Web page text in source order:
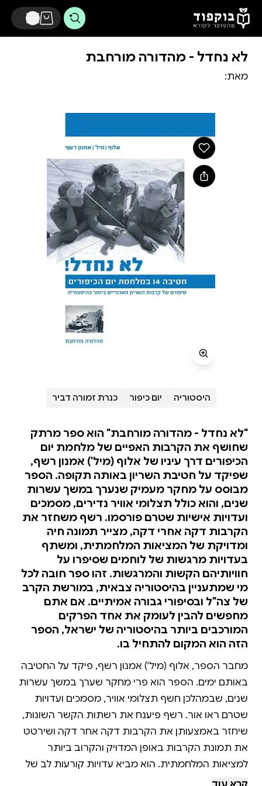
דלג לתוכן הראשי
לא נחדל - מהדורה מורחבת
מאת:
היסטוריה יום כיפור כנרת זמורה דביר
"לא נחדל - מהדורה מורחבת" הוא ספר מרתק
שחושף את הקרבות האפיים של מלחמת יום
הכיפורים דרך עיניו של אלוף (מיל') אמנון רשף,
שפיקד על חטיבת השריון באותה תקופה. הספר
מבוסס על מחקר מעמיק שנערך במשך עשרות
שנים, והוא כולל תצלומי אוויר נדירים, מסמכים
ועדויות אישיות שטרם פורסמו. רשף משחזר את
הקרבות דקה אחרי דקה, מצייר תמונה חיה
ומדויקת של המציאות המלחמתית, ומשתף
בעדויות מרגשות של לוחמים שסיפרו על
חוויותיהם הקשות והמרגשות. זהו ספר חובה לכל
מי שמתעניין בהיסטוריה צבאית, במורשת הקרב
של צה"ל ובסיפורי גבורה אמיתיים. אם אתם
מחפשים להבין לעומק את אחד הפרקים
המורכבים ביותר בהיסטוריה של ישראל, הספר
הזה הוא המקום להתחיל בו.
מחבר הספר, אלוף (מיל') אמנון רשף, פיקד על החטיבה
באותם ימים. הספר הוא פרי מחקר שערך במשך עשרות
שנים, שבמהלכן חשף תצלומי אוויר, מסמכים ועדויות
שטרם ראו אור. רשף פיענח את רשתות הקשר השונות,
שיחזר באמצעותן את הקרבות דקה אחר דקה ושירטט
את תמונת הקרבות באופן המדויק והקרוב ביותר
למציאות המלחמתית. הוא מביא עדויות קורעות לב של
לוחמיו, מראות, קולות ורגשות שהודחקו במשך כל השנים